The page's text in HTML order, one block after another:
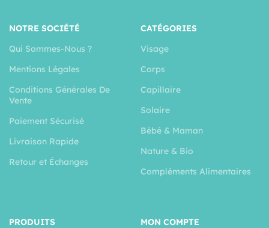
NOTRE SOCIÉTÉ
Qui Sommes-Nous ?
Mentions Légales
Conditions Générales De
Vente
Paiement Sécurisé
Livraison Rapide
Retour et Échanges
CATÉGORIES
Visage
Corps
Capillaire
Solaire
Bébé & Maman
Nature & Bio
Compléments Alimentaires
PRODUITS
MON COMPTE